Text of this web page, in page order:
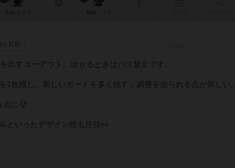
店舗/ カフェ 戦略
ヶ月前
出すゴーアウト。出せるときはパス禁止です。
1枚残し、新しいカードを多く残す」調整を迫られる点が新しい。
点に🥲
といったデザイン性も注目👀